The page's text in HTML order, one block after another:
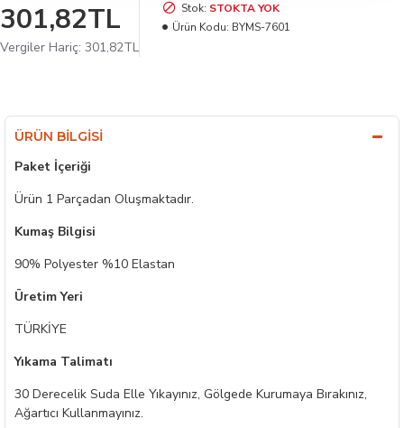
301,82TL
Vergiler Hariç: 301,82TL
Stok: STOKTA YOK
Ürün Kodu: BYMS-7601
ÜRÜN BILGISI
Paket İçeriği
Ürün 1 Parçadan Oluşmaktadır.
Kumaş Bilgisi
90% Polyester %10 Elastan
Üretim Yeri
TÜRKİYE
Yıkama Talimatı
30 Derecelik Suda Elle Yıkayınız, Gölgede Kurumaya Bırakınız,
Ağartıcı Kullanmayınız.